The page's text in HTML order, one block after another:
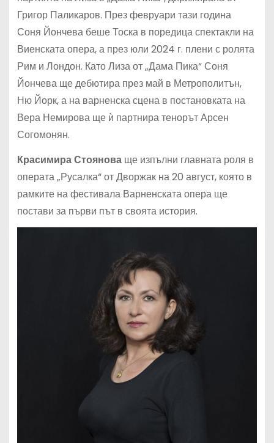
Григор Паликаров. През февруари тази година
Соня Йончева беше Тоска в поредица спектакли на
Виенската опера, а през юли 2024 г. плени с ролята
Рим и Лондон. Като Лиза от „Дама Пика“ Соня
Йончева ще дебютира през май в Метрополитън,
Ню Йорк, а на варненска сцена в постановката на
Вера Немирова ще ѝ партнира тенорът Арсен
Согомонян.
Красимира Стояноваще изпълни главната роля в
операта „Русалка“ от Дворжак на 20 август, която в
рамките на фестивала Варненската опера ще
постави за първи път в своята история.